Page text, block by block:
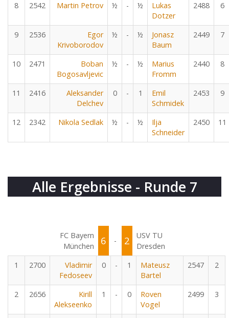
8 2542 Martin Petrov ½ - ½
Lukas
Dotzer
2488 6
9 2536
Egor
Krivoborodov
½ - ½
Jonasz
Baum
2449 7
10 2471
Boban
Bogosavljevic
½ - ½
Marius
Fromm
2440 8
11 2416
Aleksander
Delchev
0 - 1
Emil
Schmidek
2453 9
12 2342 Nikola Sedlak ½ - ½
Ilja
Schneider
2450 11
Alle Ergebnisse - Runde 7
FC Bayern
München
6 - 2
USV TU
Dresden
1
2700
Vladimir
Fedoseev
0 - 1
Mateusz
Bartel
2547 2
2 2656
Kirill
Alekseenko
1 - 0
Roven
Vogel
2499 3